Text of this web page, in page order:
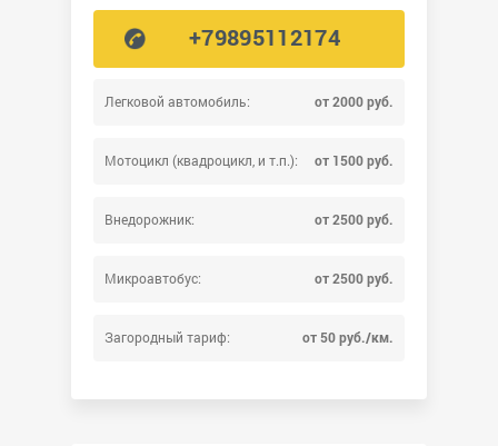
Легковой автомобиль: от 2000 руб.
Мотоцикл (квадроцикл, и т.п.): от 1500 руб.
Внедорожник: от 2500 руб.
Микроавтобус: от 2500 руб.
Загородный тариф: от 50 руб./км.
+79895112174